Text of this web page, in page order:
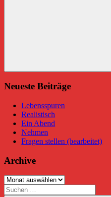
Suchen
Neueste Beiträge
Lebensspuren
Realistisch
Ein Abend
Nehmen
Fragen stellen (bearbeitet)
Archive
Archive
Suchen